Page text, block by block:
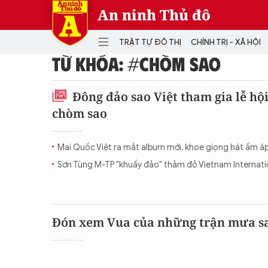
An ninh Thủ đô
TRẬT TỰ ĐÔ THỊ CHÍNH TRỊ - XÃ HỘI
TRẬT TỰ ĐÔ THỊ
THẾ GIỚI
THÀNH PHỐ THÔNG MINH
TỪ KHÓA: #CHÒM SAO
Đông đảo sao Việt tham gia lễ
chòm sao
Mai Quốc Việt ra mắt album mới, khoe giọng hát ấm
Sơn Tùng M-TP "khuấy đảo" thảm đỏ Vietnam
Đón xem Vua của những trận mưa